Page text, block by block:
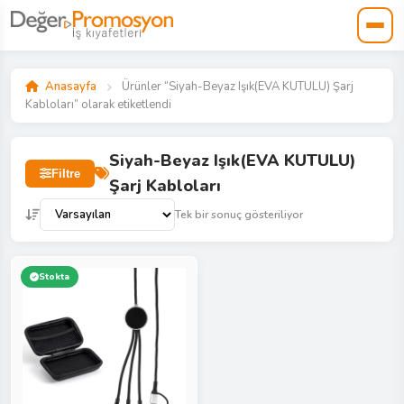
Anasayfa
Ürünler “Siyah-Beyaz Işık(EVA KUTULU) Şarj
Kabloları” olarak etiketlendi
Filtre
Siyah-Beyaz Işık(EVA KUTULU)
Şarj Kabloları
Tek bir sonuç gösteriliyor
Stokta